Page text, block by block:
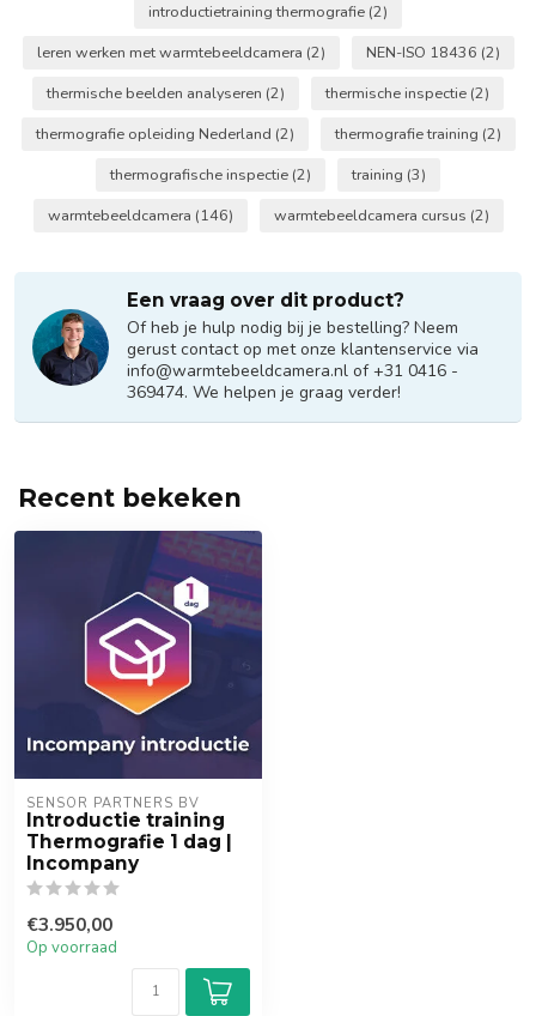
introductietraining thermografie (2)
leren werken met warmtebeeldcamera (2) NEN-ISO 18436 (2)
thermische beelden analyseren (2) thermische inspectie (2)
thermografie opleiding Nederland (2) thermografie training (2)
thermografische inspectie (2) training (3)
warmtebeeldcamera (146) warmtebeeldcamera cursus (2)
Een vraag over dit product?
Of heb je hulp nodig bij je bestelling? Neem
gerust contact op met onze klantenservice via
info@warmtebeeldcamera.nl of +31 0416 -
369474. We helpen je graag verder!
Recent bekeken
SENSOR PARTNERS BV
Introductie training
Thermografie 1 dag |
Incompany
€3.950,00
Op voorraad